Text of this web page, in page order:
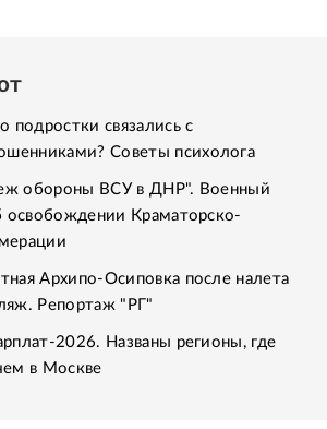
подростки связались с
Советы психолога
обороны ВСУ в ДНР". Военный
освобождении Краматорско-
Архипо-Осиповка после налета
Репортаж "РГ"
2026. Названы регионы, где
в Москве